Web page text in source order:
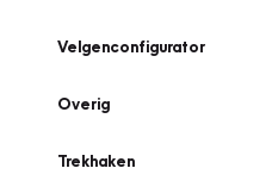
Velgenconfigurator
Overig
Trekhaken